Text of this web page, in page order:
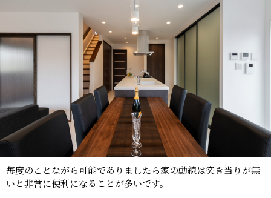
毎度のことながら可能でありましたら家の動線は突き当りが無
いと非常に便利になることが多いです。